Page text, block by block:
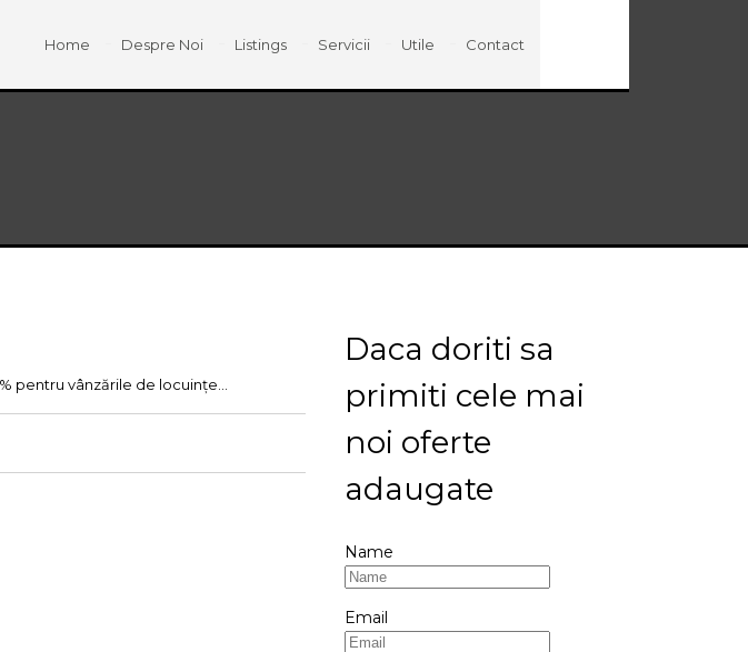
Home Despre Noi Listings Servicii Utile Contact
pentru vânzările de locuințe...
Daca doriti sa
primiti cele mai
noi oferte
adaugate
Name
Email